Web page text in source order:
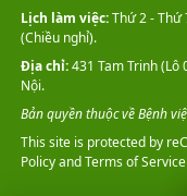
This site is protected by
PolicyandTerms of Service
Lịch làm việc:Thứ 2 - Thứ
(Chiều nghỉ).
Địa chỉ:431 Tam Trinh (Lô
Nội.
Bản quyền thuộc về Bệnh